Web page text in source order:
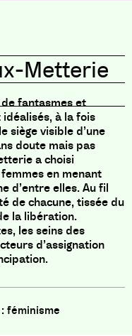
Metterie
fantasmes et
à la fois
siège visible d’une
doute mais pas
a choisi
en menant
d’entre elles. Au fil
de chacune, tissée du
la libération.
les seins des
d’assignation
féminisme